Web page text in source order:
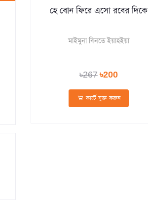
হে বোন ফিরে এসো রবের দিকে
মাইমুনা বিনতে ইয়াহইয়া
৳267৳200
কার্টে যুক্ত করুন